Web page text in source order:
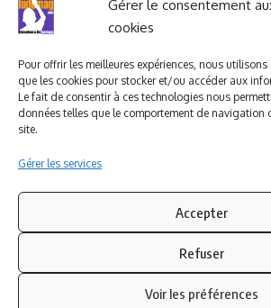
Gérer le consentement
cookies
Pour offrir les meilleures expériences, nous
que les cookies pour stocker et/ou accéder aux
Le fait de consentir à ces technologies nous
données telles que le comportement de navigation
site.
Gérer les services
Accepter
Refuser
Voir les préférences